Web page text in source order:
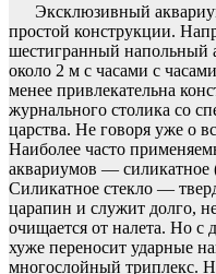
Эксклюзивный
простой конструкции.
шестигранный
около 2 м с часами с
менее привлекательна
журнального столика со
царства. Не говоря уже о
Наиболее часто
аквариумов — силикатное
Силикатное стекло —
царапин и служит долго,
очищается от налета. Но с
хуже переносит ударные
многослойный триплекс.